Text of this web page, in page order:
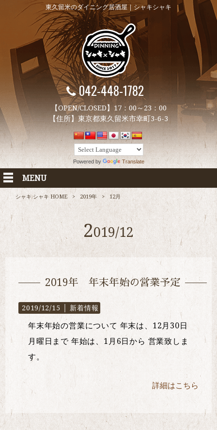
東久留米のダイニング居酒屋｜シャキシャキ
042-448-1782
【OPEN/CLOSED】17：00～23：00
【住所】東京都東久留米市幸町3-6-3
Powered by Translate
MENU
シャキ シャキ HOME > 2019年 > 12月
2019/12
2019年 年末年始の営業予定
2019/12/15 │ 新着情報
年末年始の営業について 年末は、12月30日
月曜日まで 年始は、1月6日から 営業致しま
す。
詳細はこちら